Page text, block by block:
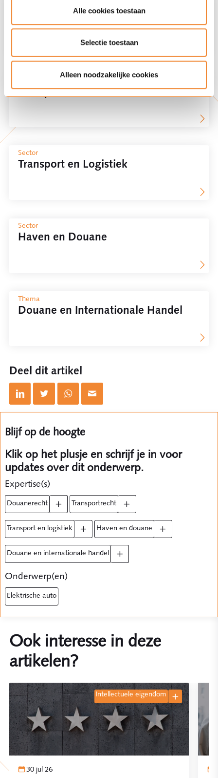
Alle cookies toestaan
Selectie toestaan
Alleen noodzakelijke cookies
Douanerecht
Rechtsgebied
Transportrecht
Sector
Transport en Logistiek
Sector
Haven en Douane
Thema
Douane en Internationale Handel
Deel dit artikel
Blijf op de hoogte
Klik op het plusje en schrijf je in voor
updates over dit onderwerp.
Expertise(s)
douanerecht transportrecht
transport en logistiek haven en douane
douane en internationale handel
Onderwerp(en)
elektrische auto
Ook interesse in deze
artikelen?
intellectuele eigendom
30 jul 26